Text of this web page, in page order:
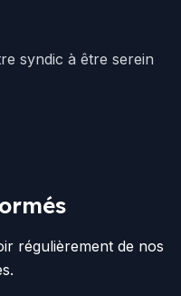
syndic à être serein
régulièrement de nos